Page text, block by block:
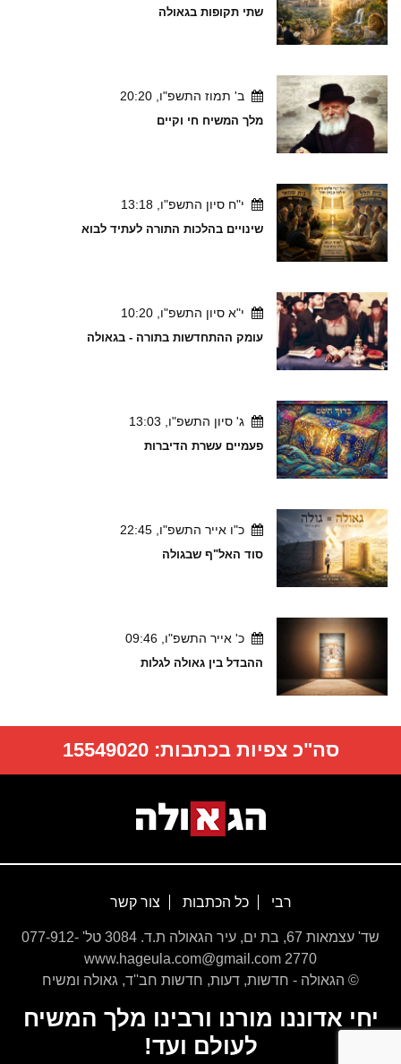
שתי תקופות בגאולה
ב' תמוז התשפ"ו, 20:20
מלך המשיח חי וקיים
י"ח סיון התשפ"ו, 13:18
שינויים בהלכות התורה לעתיד לבוא
י"א סיון התשפ"ו, 10:20
עומק ההתחדשות בתורה - בגאולה
ג' סיון התשפ"ו, 13:03
פעמיים עשרת הדיברות
כ"ו אייר התשפ"ו, 22:45
סוד האל"ף שבגולה
כ' אייר התשפ"ו, 09:46
ההבדל בין גאולה לגלות
סה"כ צפיות בכתבות:15549020
רבי כל הכתבות צור קשר
שד' עצמאות 67, בת ים, עיר הגאולה ת.ד. 3084 טל' 077-912-
2770 www.hageula.com@gmail.com
© הגאולה - חדשות, דעות, חדשות חב''ד, גאולה ומשיח
יחי אדוננו מורנו ורבינו מלך המשיח
לעולם ועד!